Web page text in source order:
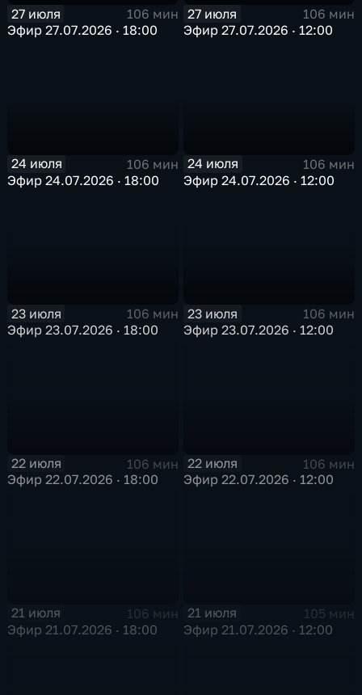
27 июля
106 мин
Эфир 27.07.2026 · 18:00
27 июля
106 мин
Эфир 27.07.2026 · 12:00
24 июля
106 мин
Эфир 24.07.2026 · 18:00
24 июля
106 мин
Эфир 24.07.2026 · 12:00
23 июля
106 мин
Эфир 23.07.2026 · 18:00
23 июля
106 мин
Эфир 23.07.2026 · 12:00
22 июля
106 мин
Эфир 22.07.2026 · 18:00
22 июля
106 мин
Эфир 22.07.2026 · 12:00
21 июля
106 мин
Эфир 21.07.2026 · 18:00
21 июля
105 мин
Эфир 21.07.2026 · 12:00